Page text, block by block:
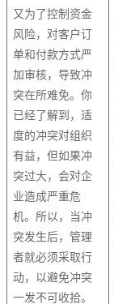
又为了控制资金
风险，对客户订
单和付款方式严
加审核，导致冲
突在所难免。你
已经了解到，适
度的冲突对组织
有益，但如果冲
突过大，会对企
业造成严重危
机。所以，当冲
突发生后，管理
者就必须采取行
动，以避免冲突
一发不可收拾。